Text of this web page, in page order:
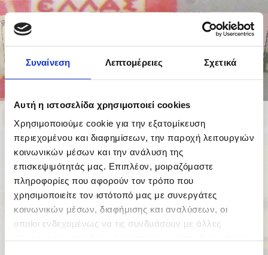
Συναίνεση Λεπτομέρειες Σχετικά
Αυτή η ιστοσελίδα χρησιμοποιεί cookies
Χρησιμοποιούμε cookie για την εξατομίκευση
περιεχομένου και διαφημίσεων, την παροχή λειτουργιών
κοινωνικών μέσων και την ανάλυση της
επισκεψιμότητάς μας. Επιπλέον, μοιραζόμαστε
πληροφορίες που αφορούν τον τρόπο που
χρησιμοποιείτε τον ιστότοπό μας με συνεργάτες
κοινωνικών μέσων, διαφήμισης και αναλύσεων, οι
οποίοι ενδεχομένως να τις συνδυάσουν με άλλες
ΦΙΛΟΤΕΛΙΚΑ ΑΛΜΠΟΥΜ -
ΚΑΤΑΛΟΓΟΣ